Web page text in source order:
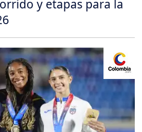
y etapas para la